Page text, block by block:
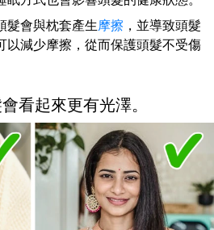
髮會與枕套產生摩擦 ，並導致頭髮
以減少摩擦，從而保護頭髮不受傷
看起來更有光澤。